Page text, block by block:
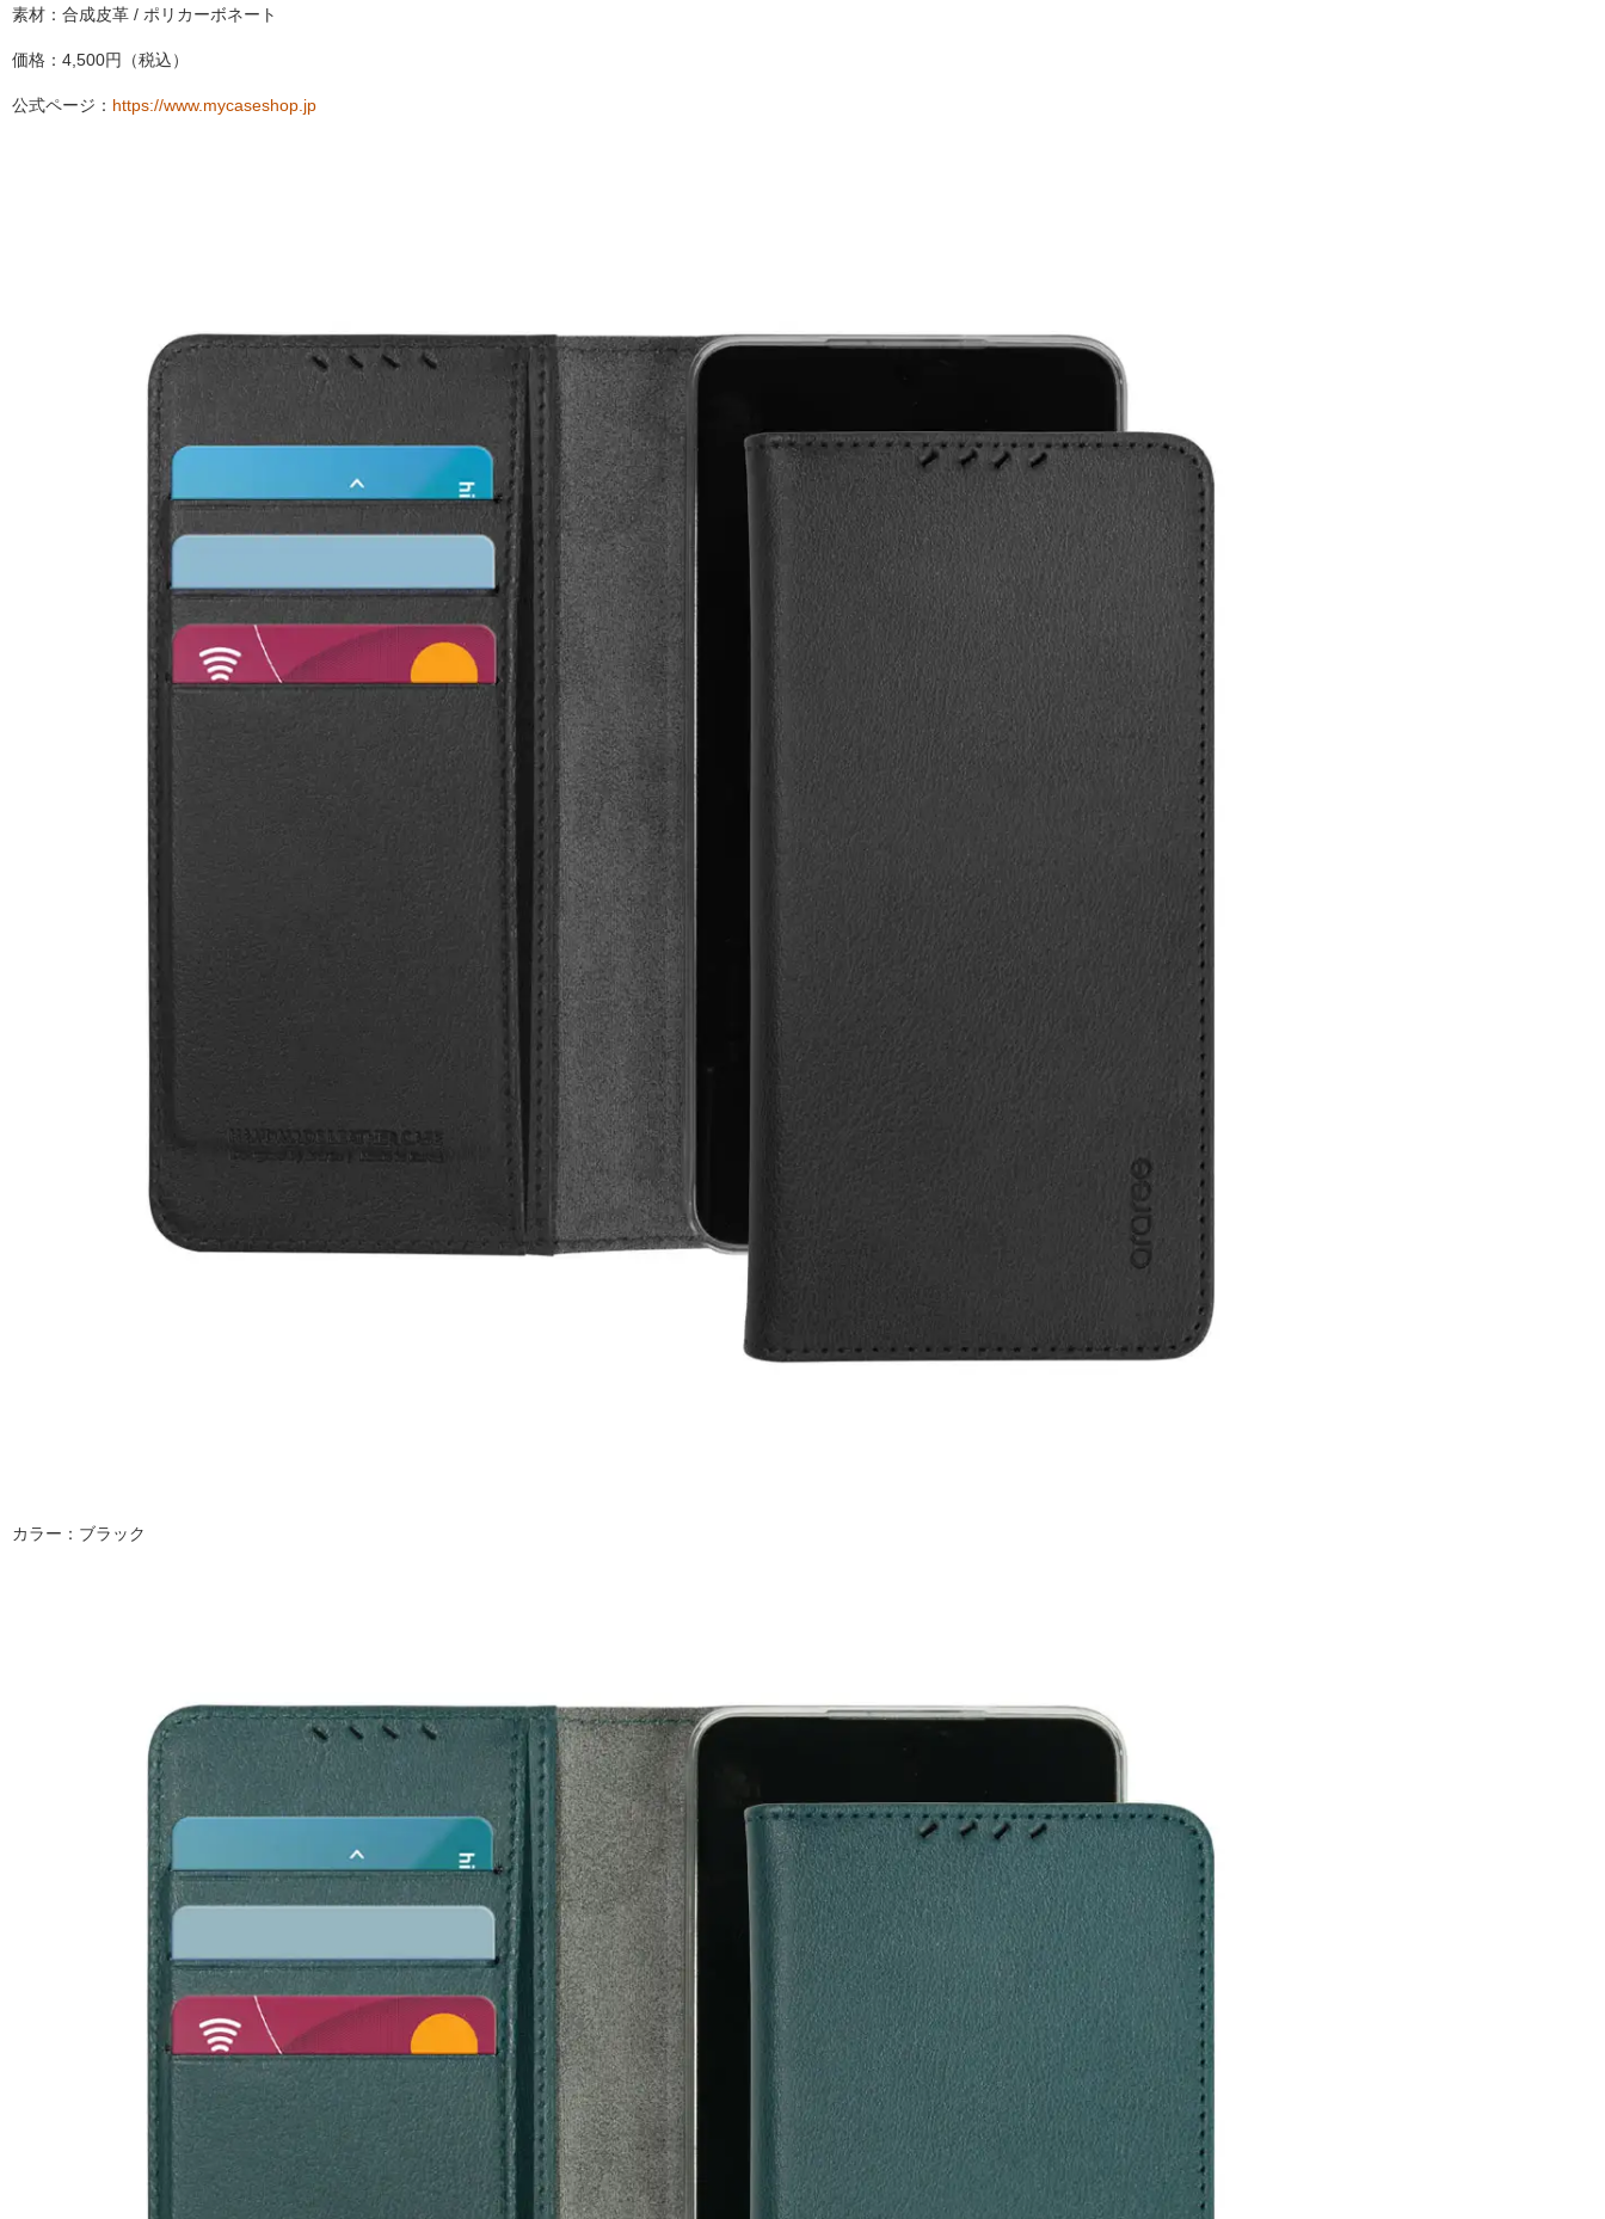
素材：合成皮革 / ポリカーボネート
価格：4,500円（税込）
公式ページ： https://www.mycaseshop.jp
カラー：ブラック